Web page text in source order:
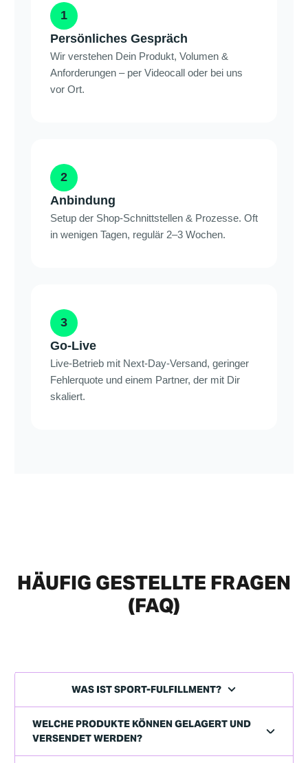
1
Persönliches Gespräch
Wir verstehen Dein Produkt, Volumen &
Anforderungen – per Videocall oder bei uns
vor Ort.
2
Anbindung
Setup der Shop-Schnittstellen & Prozesse. Oft
in wenigen Tagen, regulär 2–3 Wochen.
3
Go-Live
Live-Betrieb mit Next-Day-Versand, geringer
Fehlerquote und einem Partner, der mit Dir
skaliert.
HÄUFIG GESTELLTE FRAGEN
(FAQ)
WAS IST SPORT-FULFILLMENT?
WELCHE PRODUKTE KÖNNEN GELAGERT UND
VERSENDET WERDEN?